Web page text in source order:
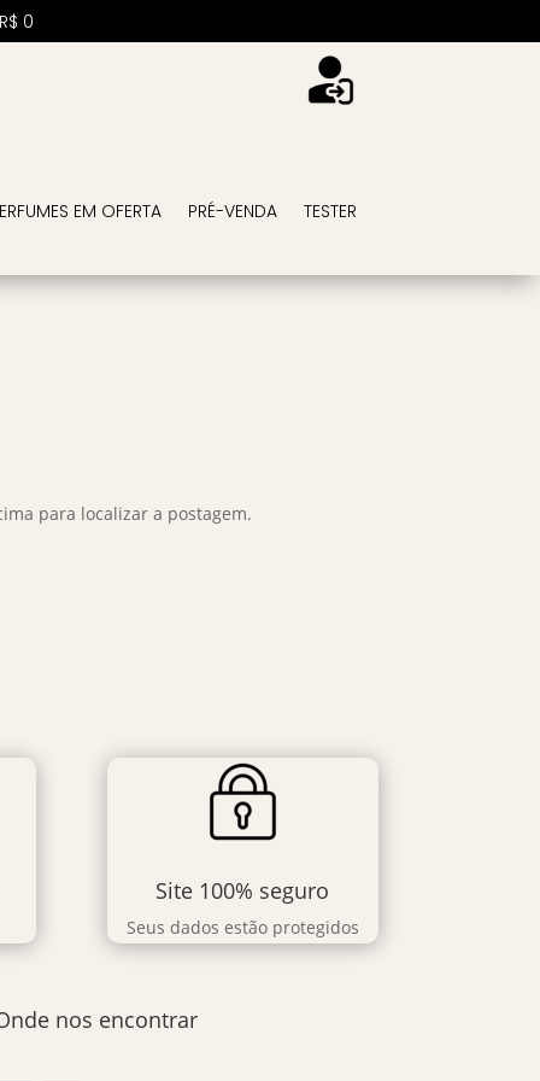
R$ 0
EM OFERTA PRÉ-VENDA
TESTER
para localizar a postagem.
Site 100% seguro
Seus dados estão protegidos
nos encontrar